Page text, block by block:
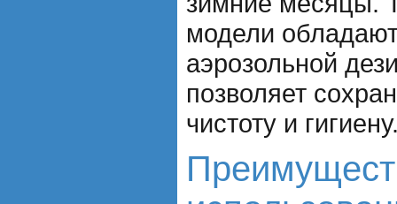
модели
аэрозольной
позволяет
чистоту и